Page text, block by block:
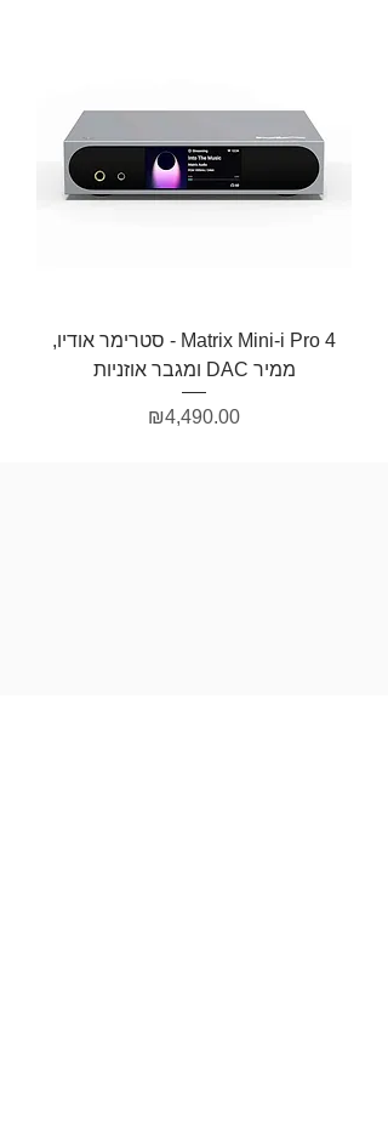
Matrix Mini-i Pro 4 - סטרימר אודיו,
ממיר DAC ומגבר אוזניות
מחיר
₪4,490.00